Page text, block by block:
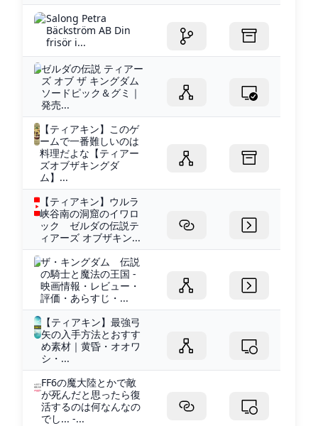
Salong Petra
Bäckström AB Din
frisör i...
ゼルダの伝説 ティアー
ズ オブ ザ キングダム
ソードピック＆グミ｜
発売...
【ティアキン】このゲ
ームで一番難しいのは
料理だよな【ティアー
ズオブザキングダ
ム】...
【ティアキン】ウルラ
峡谷南の洞窟のイワロ
ック ゼルダの伝説テ
ィアーズ オブザキン...
ザ・キングダム 伝説
の騎士と魔法の王国 -
映画情報・レビュー・
評価・あらすじ・...
【ティアキン】最強弓
矢の入手方法とおすす
め素材｜黄昏・オオワ
シ・...
FF6の魔大陸とかで敵
が死んだと思ったら復
活するのは何なんなの
でし... -...